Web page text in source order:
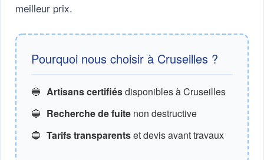
meilleur prix.
Pourquoi nous choisir à Cruseilles ?
🔵 Artisans certifiésdisponibles à Cruseilles
🔵 Recherche de fuite non destructive
🔵 Tarifs transparentset devis avant travaux